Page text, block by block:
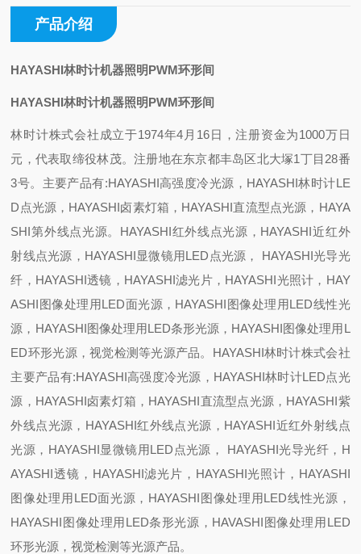
产品介绍
HAYASHI林时计机器照明PWM环形间
HAYASHI林时计机器照明PWM环形间
林时计株式会社成立于1974年4月16日，注册资金为1000万日
元，代表取缔役林茂。注册地在东京都丰岛区北大塚1丁目28番
3号。主要产品有:HAYASHI高强度冷光源，HAYASHI林时计LE
D点光源，HAYASHI卤素灯箱，HAYASHI直流型点光源，HAYA
SHI第外线点光源。HAYASHI红外线点光源，HAYASHI近红外
射线点光源，HAYASHI显微镜用LED点光源， HAYASHI光导光
纤，HAYASHI透镜，HAYASHI滤光片，HAYASHI光照计，HAY
ASHI图像处理用LED面光源，HAYASHI图像处理用LED线性光
源，HAYASHI图像处理用LED条形光源，HAYASHI图像处理用L
ED环形光源，视觉检测等光源产品。HAYASHI林时计株式会社
主要产品有:HAYASHI高强度冷光源，HAYASHI林时计LED点光
源，HAYASHI卤素灯箱，HAYASHI直流型点光源，HAYASHI紫
外线点光源，HAYASHI红外线点光源，HAYASHI近红外射线点
光源，HAYASHI显微镜用LED点光源， HAYASHI光导光纤，H
AYASHI透镜，HAYASHI滤光片，HAYASHI光照计，HAYASHI
图像处理用LED面光源，HAYASHI图像处理用LED线性光源，
HAYASHI图像处理用LED条形光源，HAVASHI图像处理用LED
环形光源，视觉检测等光源产品。